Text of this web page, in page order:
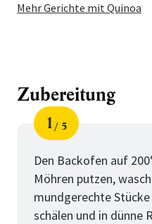
Mehr Gerichte mit Quinoa
Zubereitung
Schritt
1
von
5
Den Backofen auf
Möhren putzen,
mundgerechte
schälen und in dünne